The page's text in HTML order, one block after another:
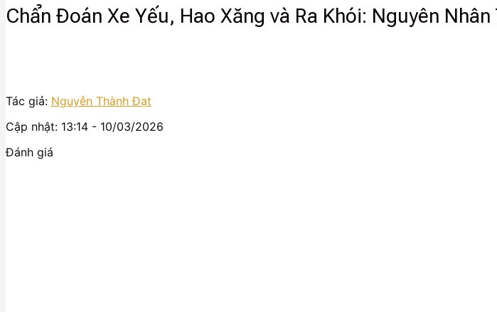
Chẩn Đoán Xe Yếu, Hao Xăng và Ra Khói: Nguyên
Tác giả: Nguyễn Thành Đạt
Cập nhật: 13:14 - 10/03/2026
Đánh giá